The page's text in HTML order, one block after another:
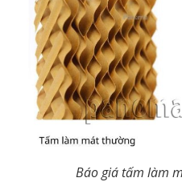
Báo giá tấm làm